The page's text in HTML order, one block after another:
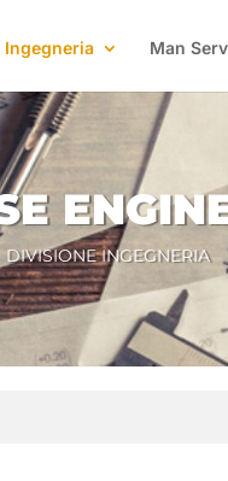
Ingegneria Man
DIVISIONE INGEGNERIA